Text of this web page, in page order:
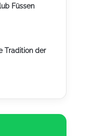
Füssen
Tradition der